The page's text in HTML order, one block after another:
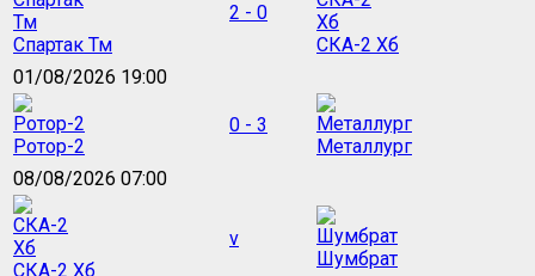
Спартак Тм
2 - 0
СКА-2 Хб
01/08/2026 19:00
Ротор-2
0 - 3
Металлург
08/08/2026 07:00
СКА-2 Хб
v
Шумбрат